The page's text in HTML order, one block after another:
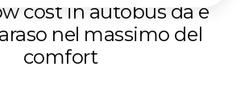
cost in autobus da e
nel massimo del
comfort